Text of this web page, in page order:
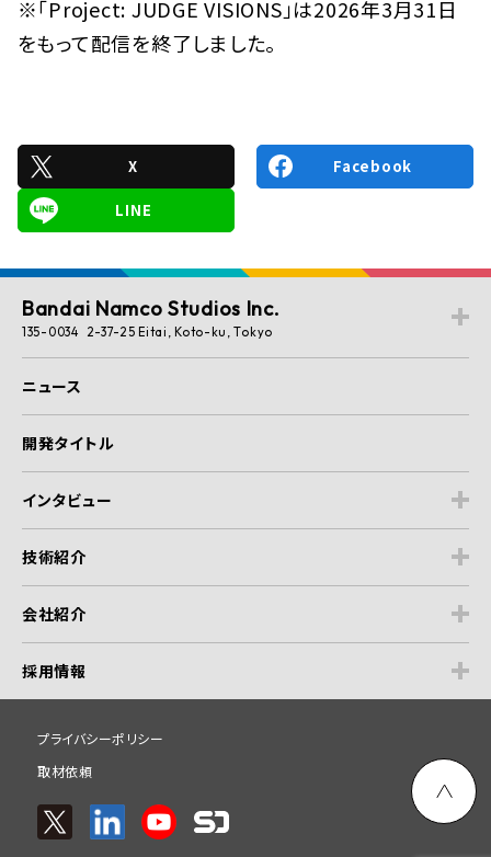
※「Project: JUDGE VISIONS」は2026年3月31日
をもって配信を終了しました。
X Facebook
LINE
Bandai Namco Studios Inc.
135-0034 2-37-25 Eitai, Koto-ku, Tokyo
ニュース
開発タイトル
インタビュー
技術紹介
会社紹介
採用情報
プライバシーポリシー
取材依頼